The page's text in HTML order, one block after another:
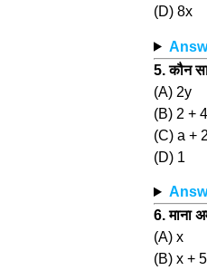
(D) 8x
5. कौन
(A) 2y
(B) 2 +
(C) a + 2
(D) 1
6. माना
(A) x
(B) x + 5